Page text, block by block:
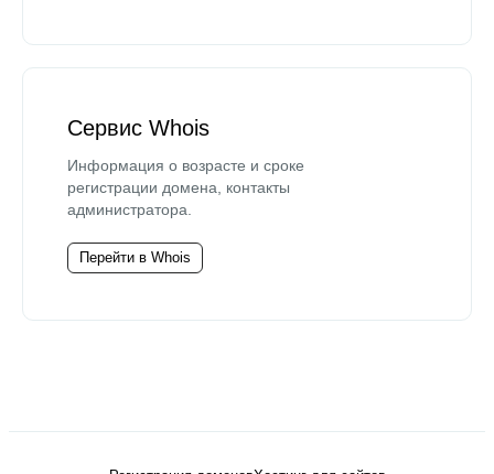
Сервис Whois
Информация о возрасте и сроке
регистрации домена, контакты
администратора.
Перейти в Whois